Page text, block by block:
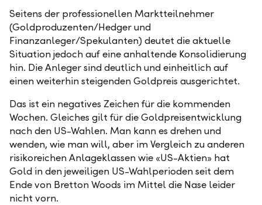
Seitens der professionellen Marktteilnehmer
(Goldproduzenten/Hedger und
Finanzanleger/Spekulanten) deutet die aktuelle
Situation jedoch auf eine anhaltende Konsolidierung
hin. Die Anleger sind deutlich und einheitlich auf
einen weiterhin steigenden Goldpreis ausgerichtet.
Das ist ein negatives Zeichen für die kommenden
Wochen. Gleiches gilt für die Goldpreisentwicklung
nach den US-Wahlen. Man kann es drehen und
wenden, wie man will, aber im Vergleich zu anderen
risikoreichen Anlageklassen wie «US-Aktien» hat
Gold in den jeweiligen US-Wahlperioden seit dem
Ende von Bretton Woods im Mittel die Nase leider
nicht vorn.